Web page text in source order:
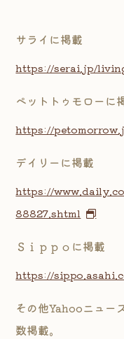
サライに掲載
https://serai.jp/
ペットトゥモローに
https://
デイリーに掲載
https://
88827.shtml
Ｓｉｐｐｏに掲載
https://
その他Yahooニュ
数掲載。